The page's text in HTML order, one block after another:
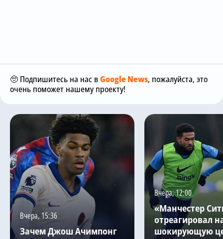
🥺 Подпишитесь на нас вGoogle News, пожалуйста, это
очень поможет нашему проекту!
Вчера, 15:36
Зачем Джош Ачимпонг
Вчера, 12:00
«Манчестер
отреагировал
шокирующую